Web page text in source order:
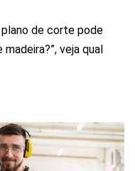
plano de corte pode
veja qual